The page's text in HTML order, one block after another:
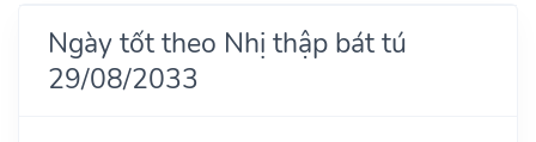
Ngày tốt theo Nhị thập bát tú
29/08/2033